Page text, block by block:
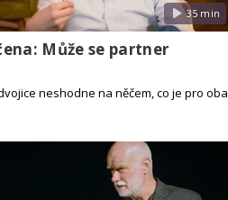
35 min
Může se partner
neshodne na něčem, co je pro oba